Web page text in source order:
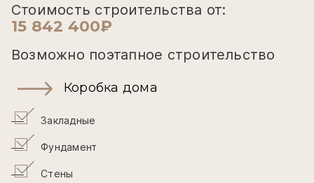
Стоимость строительства от:
15 842 400₽
Возможно поэтапное строительство
Коробка дома
Закладные
Фундамент
Стены